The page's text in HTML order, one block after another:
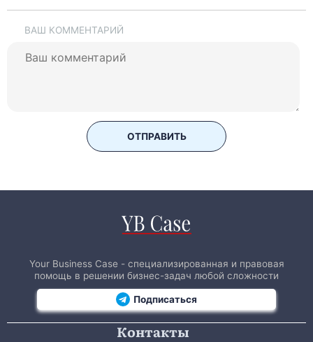
ВАШ КОММЕНТАРИЙ
ОТПРАВИТЬ
Your Business Case - специализированная и правовая
помощь в решении бизнес-задач любой сложности
Подписаться
Контакты